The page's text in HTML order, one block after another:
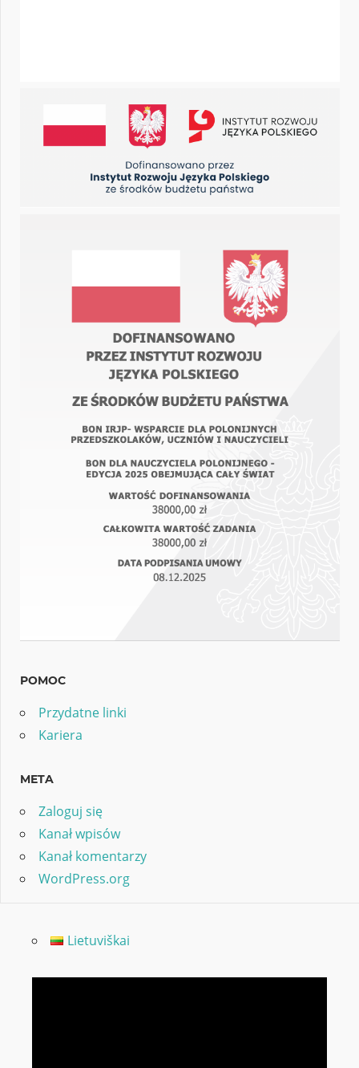
POMOC
Przydatne linki
Kariera
META
Zaloguj się
Kanał wpisów
Kanał komentarzy
WordPress.org
Lietuviškai